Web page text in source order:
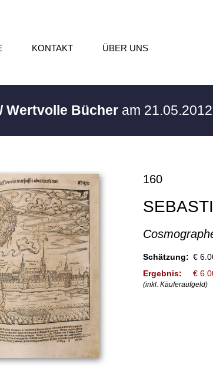
KONTAKT ÜBER UNS
Wertvolle Bücheram
160
Schätzung: €
Ergebnis:
€
(inkl. Käuferaufgeld)